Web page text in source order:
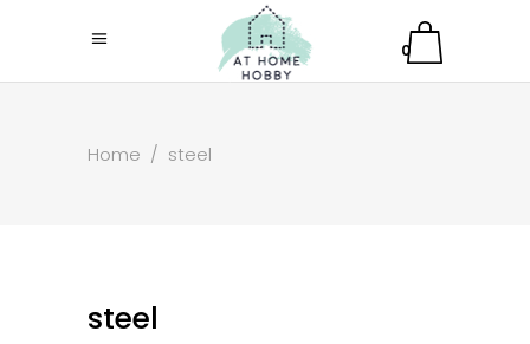
0
Home / steel
steel